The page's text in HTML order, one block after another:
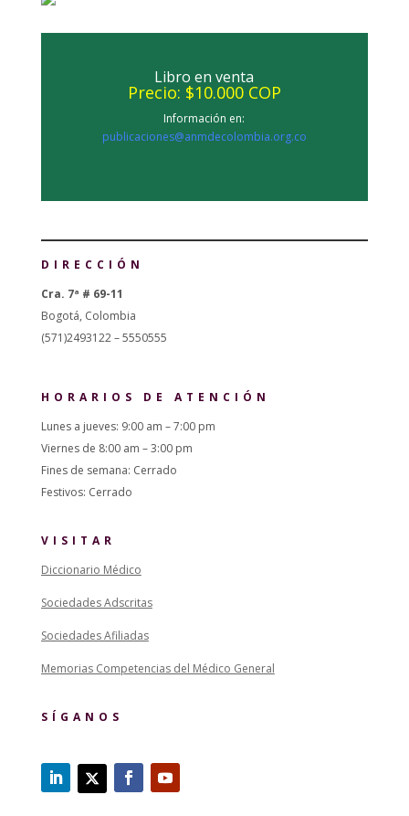
Libro en venta
Precio: $10.000 COP
Información en:
publicaciones@anmdecolombia.org.co
DIRECCIÓN
Cra. 7ª # 69-11
Bogotá, Colombia
(571)2493122 – 5550555
HORARIOS DE ATENCIÓN
Lunes a jueves: 9:00 am – 7:00 pm
Viernes de 8:00 am – 3:00 pm
Fines de semana: Cerrado
Festivos: Cerrado
VISITAR
Diccionario Médico
Sociedades Adscritas
Sociedades Afiliadas
Memorias Competencias del Médico General
SÍGANOS